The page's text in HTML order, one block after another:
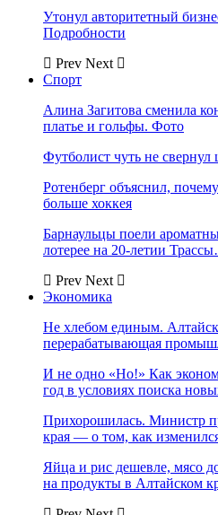
Утонул авторитетный
Подробности
Prev Next
Спорт
Алина Загитова сменила
платье и гольфы. Фото
Футболист чуть не свернул
Ротенберг объяснил,
больше хоккея
Барнаульцы поели
лотерее на 20-летии
Prev Next
Экономика
Не хлебом единым.
перерабатывающая
И не одно «Но!» Как
год в условиях поиска
Прихорошилась. Министр
края — о том, как
Яйца и рис дешевле, мясо
на продукты в Алтайском